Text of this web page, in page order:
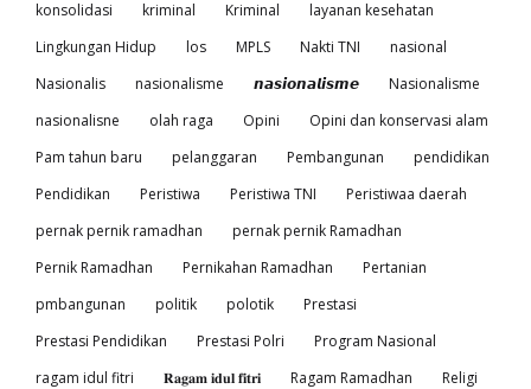
konsolidasi kriminal Kriminal
layanan kesehatan
Lingkungan Hidup
los MPLS Nakti TNI
nasional
Nasionalis
nasionalisme 𝙣𝙖𝙨𝙞𝙤𝙣𝙖𝙡𝙞𝙨𝙢𝙚
Nasionalisme
nasionalisne
olah raga Opini
Opini dan konservasi alam
Pam tahun baru
pelanggaran Pembangunan
pendidikan
Pendidikan
Peristiwa Peristiwa TNI
Peristiwaa daerah
pernak pernik ramadhan
pernak pernik Ramadhan
Pernik Ramadhan
Pernikahan Ramadhan
Pertanian
pmbangunan
politik polotik
Prestasi
Prestasi Pendidikan
Prestasi Polri
Program Nasional
ragam idul fitri
𝐑𝐚𝐠𝐚𝐦 𝐢𝐝𝐮𝐥 𝐟𝐢𝐭𝐫𝐢 Ragam Ramadhan
Religi